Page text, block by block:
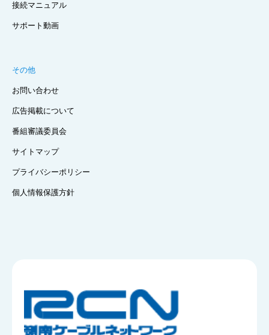
接続マニュアル
サポート動画
その他
お問い合わせ
広告掲載について
番組審議委員会
サイトマップ
プライバシーポリシー
個人情報保護方針